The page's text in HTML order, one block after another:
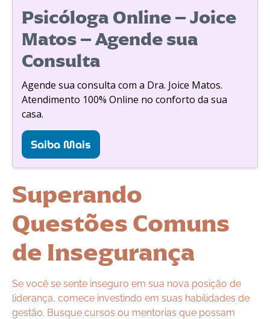
Psicóloga Online – Joice
Matos – Agende sua
Consulta
Agende sua consulta com a Dra. Joice Matos.
Atendimento 100% Online no conforto da sua
casa.
Saiba Mais
Superando
Questões Comuns
de Insegurança
Se você se sente inseguro em sua nova posição de
liderança, comece investindo em suas habilidades de
gestão. Busque cursos ou mentorias que possam